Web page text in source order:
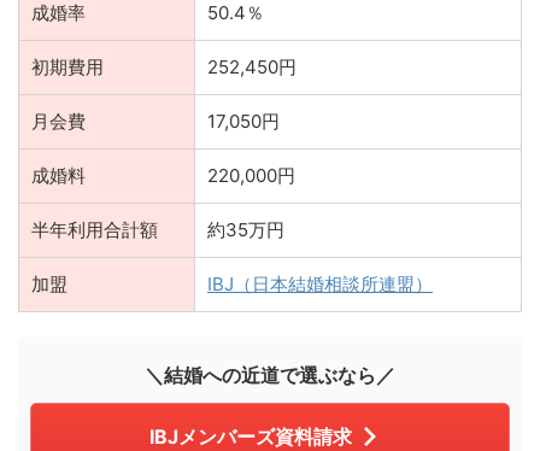
成婚率 50.4％
初期費用 252,450円
月会費 17,050円
成婚料 220,000円
半年利用合計額 約35万円
加盟 IBJ（日本結婚相談所連盟）
＼結婚への近道で選ぶなら／
IBJメンバーズ資料請求